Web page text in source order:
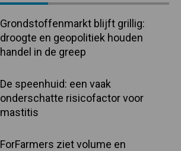
Grondstoffenmarkt blijft grillig:
droogte en geopolitiek houden
handel in de greep
De speenhuid: een vaak
onderschatte risicofactor voor
mastitis
ForFarmers ziet volume en